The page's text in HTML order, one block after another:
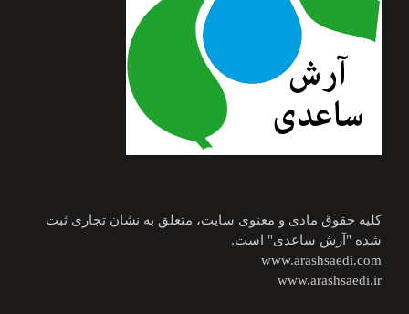
کلیه حقوق مادی و معنوی سایت، متعلق به نشان تجاری ثبت
شده "آرش ساعدی" است.
www.arashsaedi.com
www.arashsaedi.ir